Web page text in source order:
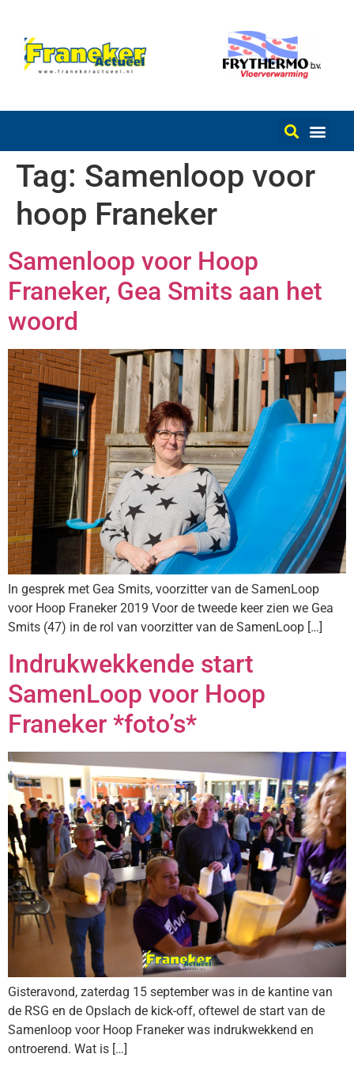
Tag: Samenloop voor
hoop Franeker
Samenloop voor Hoop
Franeker, Gea Smits aan het
woord
In gesprek met Gea Smits, voorzitter van de SamenLoop
voor Hoop Franeker 2019 Voor de tweede keer zien we Gea
Smits (47) in de rol van voorzitter van de SamenLoop […]
Indrukwekkende start
SamenLoop voor Hoop
Franeker *foto’s*
Gisteravond, zaterdag 15 september was in de kantine van
de RSG en de Opslach de kick-off, oftewel de start van de
Samenloop voor Hoop Franeker was indrukwekkend en
ontroerend. Wat is […]